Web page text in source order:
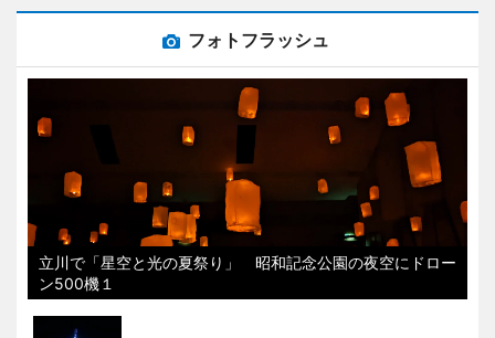
フォトフラッシュ
立川で「星空と光の夏祭り」 昭和記念公園の夜空にドロー
ン500機１